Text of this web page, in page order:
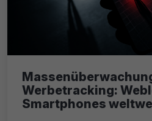
Werbetracking:
Smartphones